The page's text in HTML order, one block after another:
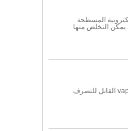
المسطحة
يمكن التخلص منها
CBD قلم vape القابل للتصرف